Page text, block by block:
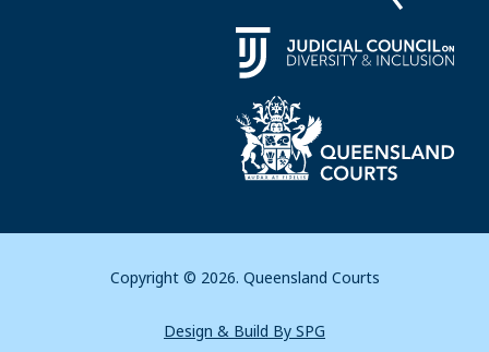
Copyright © 2026. Queensland Courts
Design & Build By SPG